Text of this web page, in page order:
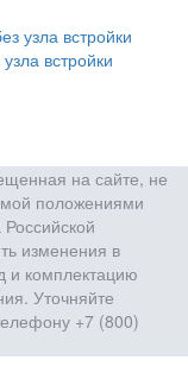
встройки
на сайте, не
положениями
изменения в
и комплектацию
Уточняйте
+7 (800)